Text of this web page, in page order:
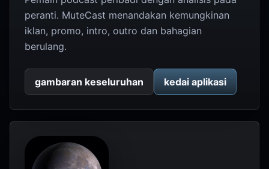
peranti. MuteCast menandakan kemungkinan
iklan, promo, intro, outro dan bahagian
berulang.
gambaran keseluruhan kedai aplikasi